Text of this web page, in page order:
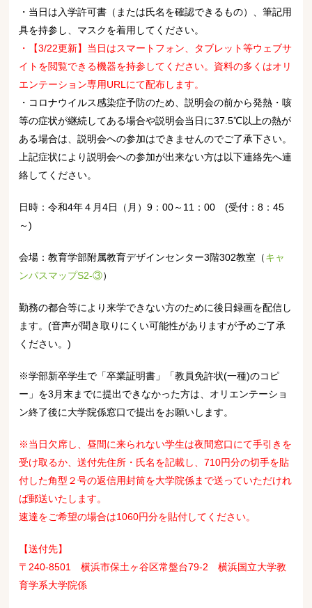
・当日は入学許可書（または氏名を確認できるもの）、筆記用
具を持参し、マスクを着用してください。
・【3/22更新】当日はスマートフォン、タブレット等ウェブサ
イトを閲覧できる機器を持参してください。資料の多くはオリ
エンテーション専用URLにて配布します。
・コロナウイルス感染症予防のため、説明会の前から発熱・咳
等の症状が継続してある場合や説明会当日に37.5℃以上の熱が
ある場合は、説明会への参加はできませんのでご了承下さい。
上記症状により説明会への参加が出来ない方は以下連絡先へ連
絡してください。
日時：令和4年４月4日（月）9：00～11：00 (受付：8：45
～)
会場：教育学部附属教育デザインセンター3階302教室（キャ
ンパスマップS2-③）
勤務の都合等により来学できない方のために後日録画を配信し
ます。 (音声が聞き取りにくい可能性がありますが予めご了承
ください。)
※学部新卒学生で「卒業証明書」「教員免許状(一種)のコピ
ー」を3月末までに提出できなかった方は、オリエンテーショ
ン終了後に大学院係窓口で提出をお願いします。
※当日欠席し、昼間に来られない学生は夜間窓口にて手引きを
受け取るか、送付先住所・氏名を記載し、710円分の切手を貼
付した角型２号の返信用封筒を大学院係まで送っていただけれ
ば郵送いたします。
速達をご希望の場合は1060円分を貼付してください。
【送付先】
〒240-8501 横浜市保土ヶ谷区常盤台79-2 横浜国立大学教
育学系大学院係